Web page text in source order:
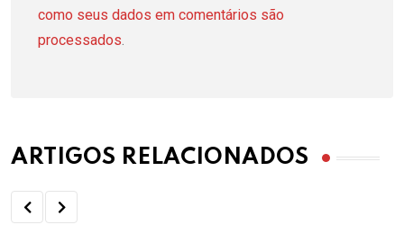
como seus dados em comentários são
processados.
ARTIGOS RELACIONADOS